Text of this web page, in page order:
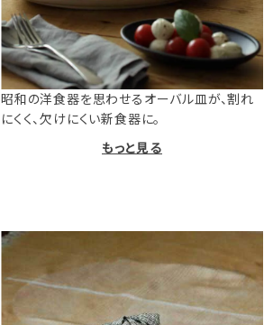
昭和の洋食器を思わせるオーバル皿が、割れ
にくく、欠けにくい新食器に。
もっと見る